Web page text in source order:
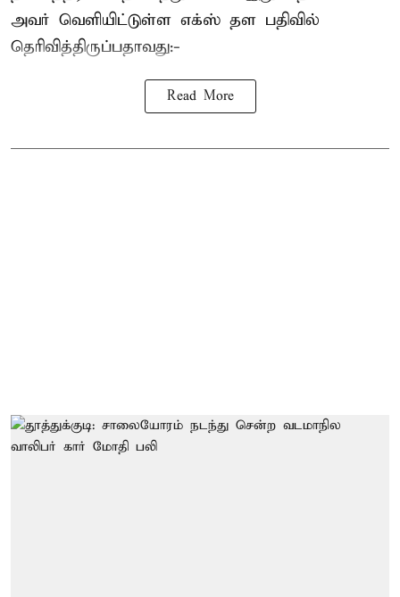
அவர் வெளியிட்டுள்ள எக்ஸ் தள பதிவில்
தெரிவித்திருப்பதாவது:-
Read More